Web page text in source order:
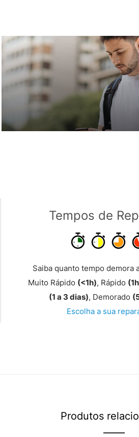
Tempos de
Saiba quanto tempo demora
Muito Rápido (<1h), Rápido
(1 a 3 dias), Demorado
Escolha a sua
Produtos